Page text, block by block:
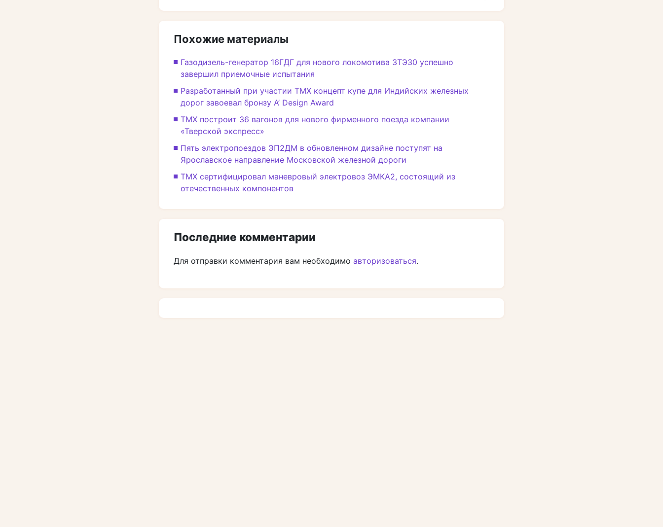
Похожие материалы
Газодизель-генератор 16ГДГ для нового локомотива 3ТЭ30 успешно
завершил приемочные испытания
Разработанный при участии ТМХ концепт купе для Индийских железных
дорог завоевал бронзу A’ Design Award
ТМХ построит 36 вагонов для нового фирменного поезда компании
«Тверской экспресс»
Пять электропоездов ЭП2ДМ в обновленном дизайне поступят на
Ярославское направление Московской железной дороги
ТМХ сертифицировал маневровый электровоз ЭМКА2, состоящий из
отечественных компонентов
Последние комментарии
Для отправки комментария вам необходимо авторизоваться.